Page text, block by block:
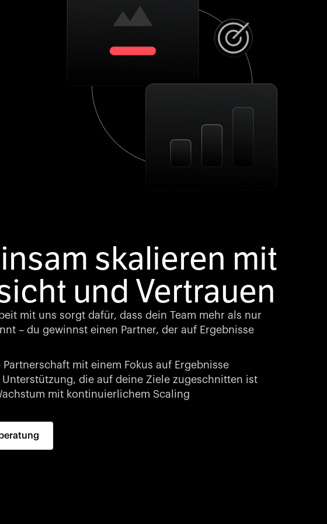
skalieren mit
und Vertrauen
mit uns sorgt dafür, dass dein Team mehr als nur
– du gewinnst einen Partner, der auf Ergebnisse
Partnerschaft mit einem Fokus auf Ergebnisse
Unterstützung, die auf deine Ziele zugeschnitten ist
mit kontinuierlichem Scaling